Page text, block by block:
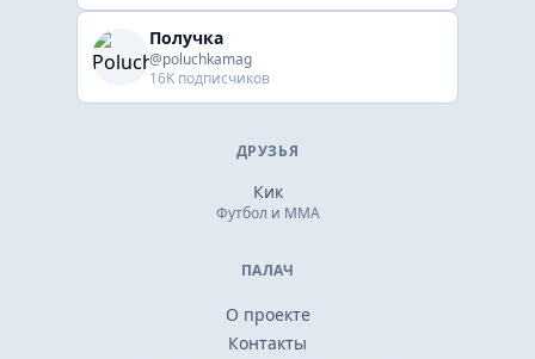
Получка
@poluchkamag
16K подписчиков
ДРУЗЬЯ
Кик
Футбол и ММА
ПАЛАЧ
О проекте
Контакты